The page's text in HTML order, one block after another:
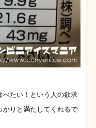
べたい！という人の欲求
かりと満たしてくれるで